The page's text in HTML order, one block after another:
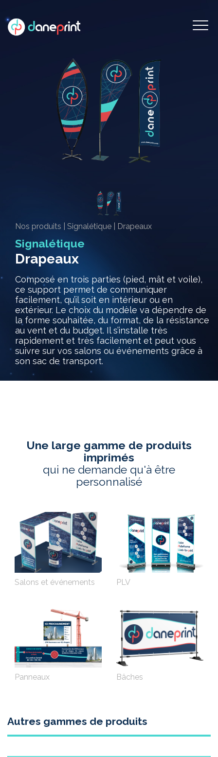
Nos produits |Signalétique Drapeaux
Signalétique
Drapeaux
Composé en trois parties (pied, mât et voile),
ce support permet de communiquer
facilement, qu’il soit en intérieur ou en
extérieur. Le choix du modèle va dépendre de
la forme souhaitée, du format, de la résistance
au vent et du budget. Il s’installe très
rapidement et très facilement et peut vous
suivre sur vos salons ou événements grâce à
son sac de transport.
Une large gamme de produits
imprimés
qui ne demande qu'à être
personnalisé
Salons et événements PLV
Panneaux Bâches
Autres gammes de produits